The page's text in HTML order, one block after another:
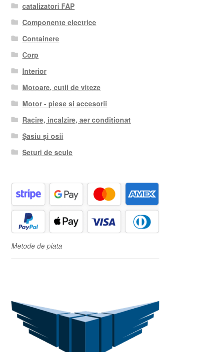
catalizatori FAP
Componente electrice
Containere
Corp
Interior
Motoare, cutii de viteze
Motor - piese si accesorii
Racire, incalzire, aer conditionat
Șasiu și osii
Seturi de scule
Metode de plata